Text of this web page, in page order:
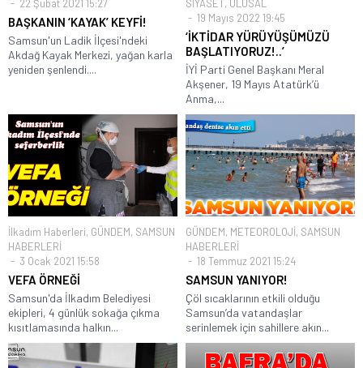
22 Şubat 2021 15:27
BAŞKANIN ‘KAYAK’ KEYFİ!
Samsun'un Ladik İlçesi'ndeki
Akdağ Kayak Merkezi, yağan karla
yeniden şenlendi....
SİYASET, ULUSAL
19 Mayıs 2022 19:45
‘İKTİDAR YÜRÜYÜŞÜMÜZÜ
BAŞLATIYORUZ!..’
İYİ Parti Genel Başkanı Meral
Akşener, 19 Mayıs Atatürk’ü
Anma,...
İlkadım Haberleri, GÜNDEM, SAMSUN
HABERLERİ
3 Ocak 2021 15:58
VEFA ÖRNEĞİ
Samsun'da İlkadım Belediyesi
ekipleri, 4 günlük sokağa çıkma
kısıtlamasında halkın...
GÜNDEM, METEOROLOJİ, SAMSUN
HABERLERİ
18 Temmuz 2021 15:24
SAMSUN YANIYOR!
Çöl sıcaklarının etkili olduğu
Samsun’da vatandaşlar
serinlemek için sahillere akın...